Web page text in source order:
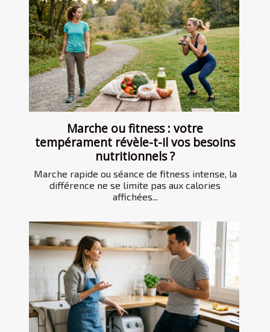
Marche ou fitness : votre
tempérament révèle-t-il vos besoins
nutritionnels ?
Marche rapide ou séance de fitness intense, la
différence ne se limite pas aux calories
affichées...